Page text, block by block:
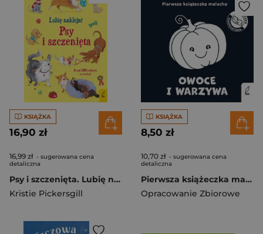
KSIĄŻKA
16,90 zł
16,99 zł - sugerowana cena
detaliczna
Psy i szczenięta. Lubię naklejać
Kristie Pickersgill
KSIĄŻKA
8,50 zł
10,70 zł - sugerowana cena
detaliczna
Pierwsza książeczka malucha Owoce i warzywa
Opracowanie Zbiorowe